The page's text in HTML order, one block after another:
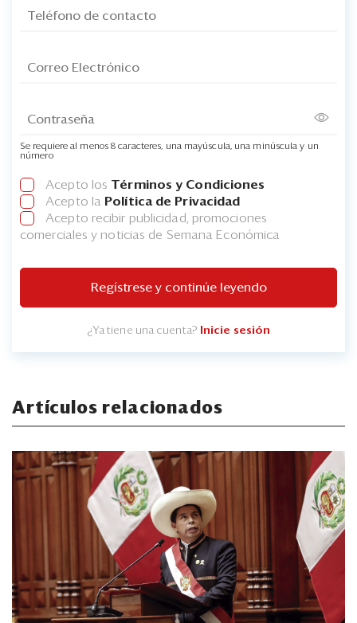
Se requiere al menos 8 caracteres, una mayúscula, una minúscula y un
número
Acepto los Términos y Condiciones
Acepto la Política de Privacidad
Acepto recibir publicidad, promociones
comerciales y noticias de Semana Económica
Regístrese y continúe leyendo
¿Ya tiene una cuenta? Inicie sesión
Artículos relacionados